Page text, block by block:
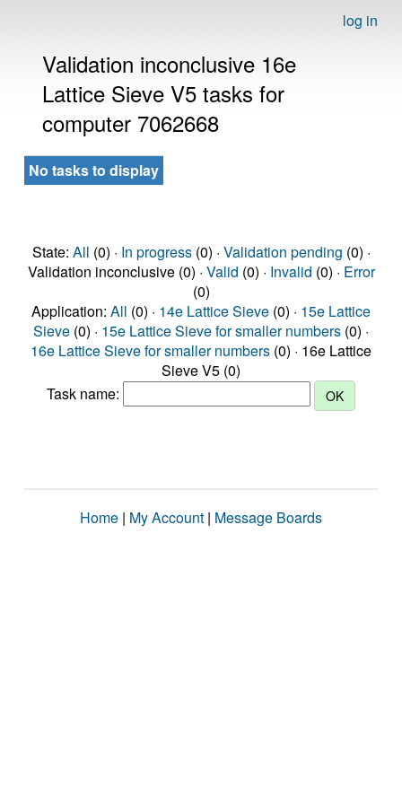
log in
Validation inconclusive 16e
Lattice Sieve V5 tasks for
computer 7062668
No tasks to display
State: All (0) · In progress(0) · Validation pending (0) ·
Validation inconclusive (0) · Valid (0) · Invalid (0) · Error
(0)
Application: All (0) · 14e Lattice Sieve (0) · 15e Lattice
Sieve (0) · 15e Lattice Sieve for smaller numbers (0) ·
16e Lattice Sieve for smaller numbers (0) · 16e Lattice
Sieve V5 (0)
Task name:
Home | My Account | Message Boards